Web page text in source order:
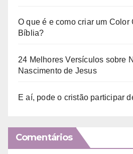
O que é e como criar um Color
Bíblia?
24 Melhores Versículos sobre
Nascimento de Jesus
E aí, pode o cristão participar
Comentários